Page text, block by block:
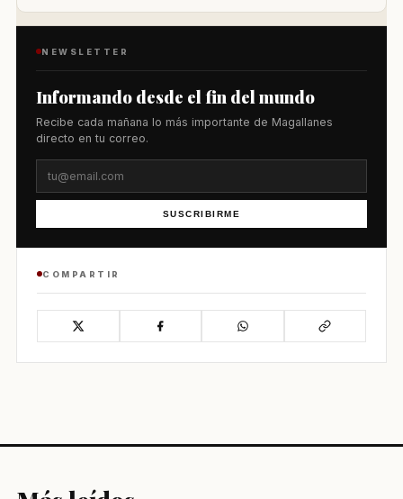
NEWSLETTER
Informando desde el fin del mundo
Recibe cada mañana lo más importante de Magallanes
directo en tu correo.
SUSCRIBIRME
COMPARTIR